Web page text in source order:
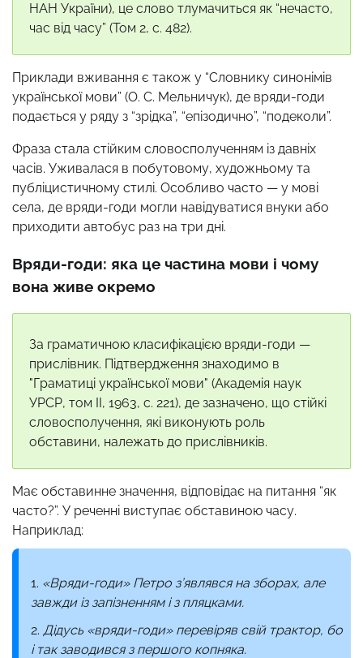
НАН України), це слово тлумачиться як “нечасто,
час від часу” (Том 2, с. 482).
Приклади вживання є також у “Словнику синонімів
української мови” (О. С. Мельничук), де вряди-годи
подається у ряду з “зрідка”, “епізодично”, “подеколи”.
Фраза стала стійким словосполученням із давніх
часів. Уживалася в побутовому, художньому та
публіцистичному стилі. Особливо часто — у мові
села, де вряди-годи могли навідуватися внуки або
приходити автобус раз на три дні.
Вряди-годи: яка це частина мови і чому
вона живе окремо
За граматичною класифікацією вряди-годи —
прислівник. Підтвердження знаходимо в
"Граматиці української мови" (Академія наук
УРСР, том II, 1963, с. 221), де зазначено, що стійкі
словосполучення, які виконують роль
обставини, належать до прислівників.
Має обставинне значення, відповідає на питання “як
часто?”. У реченні виступає обставиною часу.
Наприклад:
«Вряди-годи» Петро з’являвся на зборах, але
завжди із запізненням і з пляцками.
Дідусь «вряди-годи» перевіряв свій трактор, бо
і так заводився з першого копняка.